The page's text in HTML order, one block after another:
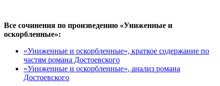
Все сочинения по произведению «Униженные и
оскорбленные»:
«Униженные и оскорбленные», краткое содержание по
частям романа Достоевского
«Униженные и оскорбленные», анализ романа
Достоевского